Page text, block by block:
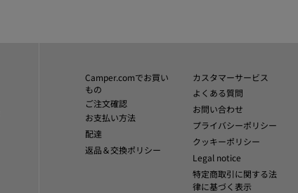
Camper.comでお買い
もの
ご注文確認
お支払い方法
配達
返品＆交換ポリシー
カスタマーサービス
よくある質問
お問い合わせ
プライバシーポリシー
クッキーポリシー
Legal notice
特定商取引に関する法
律に基づく表示